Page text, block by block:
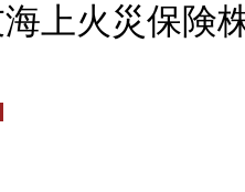
上火災保険